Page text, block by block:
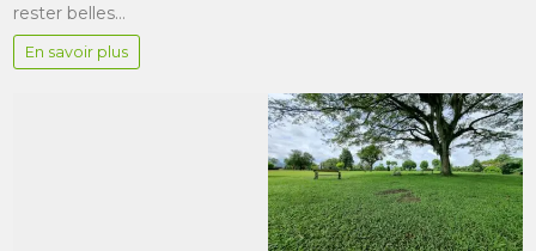
rester belles…
En savoir plus